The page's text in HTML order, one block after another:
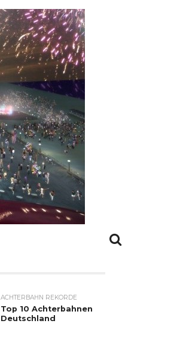
ACHTERBAHN REKORDE
Top 10 Achterbahnen
Deutschland